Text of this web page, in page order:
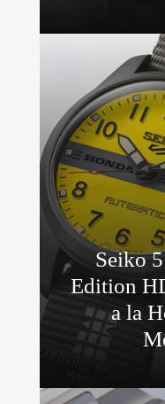
Seiko
Edition
a la